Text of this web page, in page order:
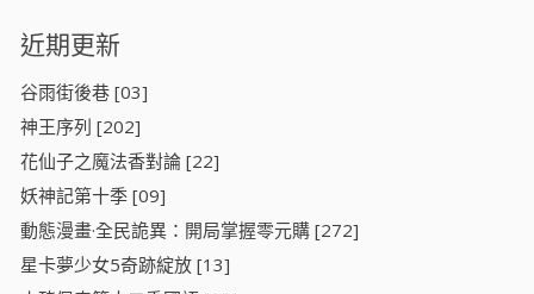
近期更新
谷雨街後巷 [03]
神王序列 [202]
花仙子之魔法香對論 [22]
妖神記第十季 [09]
動態漫畫·全民詭異：開局掌握零元購 [272]
星卡夢少女5奇跡綻放 [13]